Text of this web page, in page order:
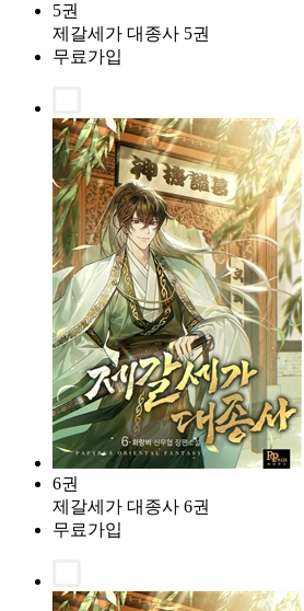
5권
제갈세가 대종사 5권
무료가입
6권
제갈세가 대종사 6권
무료가입